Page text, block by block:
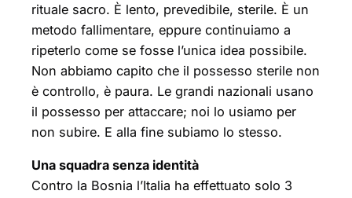
rituale sacro. È lento, prevedibile, sterile. È un
metodo fallimentare, eppure continuiamo a
ripeterlo come se fosse l’unica idea possibile.
Non abbiamo capito che il possesso sterile non
è controllo, è paura. Le grandi nazionali usano
il possesso per attaccare; noi lo usiamo per
non subire. E alla fine subiamo lo stesso.
Una squadra senza identità
Contro la Bosnia l’Italia ha effettuato solo 3